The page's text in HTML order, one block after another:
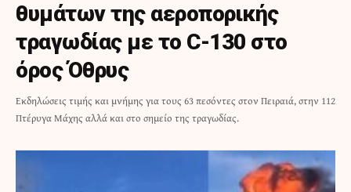
θυμάτων της αεροπορικής
τραγωδίας με το C-130 στο
όρος Όθρυς
Εκδηλώσεις τιμής και μνήμης για τους 63 πεσόντες στον Πειραιά, στην 112
Πτέρυγα Μάχης αλλά και στο σημείο της τραγωδίας.